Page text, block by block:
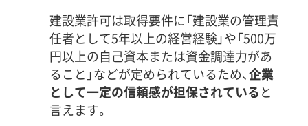
建設業許可は取得要件に「建設業の管理責
任者として5年以上の経営経験」や「500万
円以上の自己資本または資金調達力があ
ること」などが定められているため、企業
として一定の信頼感が担保されていると
言えます。